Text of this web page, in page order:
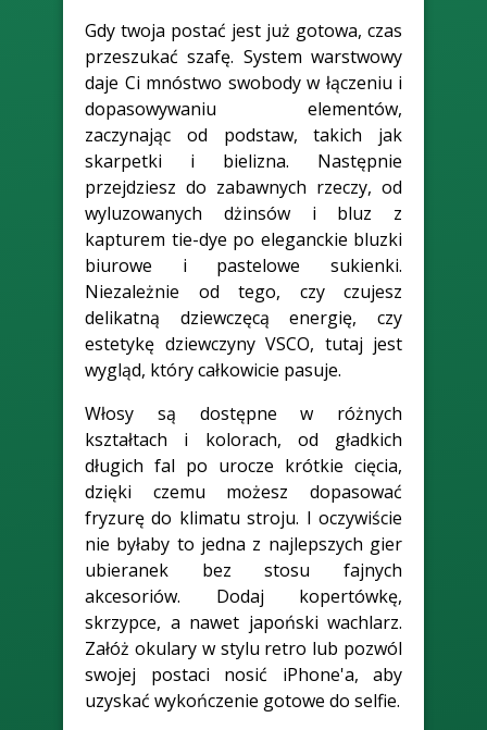
Gdy twoja postać jest już gotowa, czas
przeszukać szafę. System warstwowy
daje Ci mnóstwo swobody w łączeniu i
dopasowywaniu elementów,
zaczynając od podstaw, takich jak
skarpetki i bielizna. Następnie
przejdziesz do zabawnych rzeczy, od
wyluzowanych dżinsów i bluz z
kapturem tie-dye po eleganckie bluzki
biurowe i pastelowe sukienki.
Niezależnie od tego, czy czujesz
delikatną dziewczęcą energię, czy
estetykę dziewczyny VSCO, tutaj jest
wygląd, który całkowicie pasuje.
Włosy są dostępne w różnych
kształtach i kolorach, od gładkich
długich fal po urocze krótkie cięcia,
dzięki czemu możesz dopasować
fryzurę do klimatu stroju. I oczywiście
nie byłaby to jedna z najlepszych gier
ubieranek bez stosu fajnych
akcesoriów. Dodaj kopertówkę,
skrzypce, a nawet japoński wachlarz.
Załóż okulary w stylu retro lub pozwól
swojej postaci nosić iPhone'a, aby
uzyskać wykończenie gotowe do selfie.